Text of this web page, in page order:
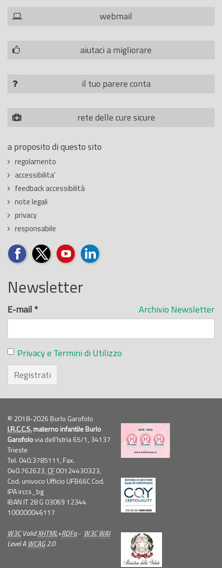
webmail
aiutaci a migliorare
il tuo parere conta
rete delle cure sicure
a proposito di questo sito
regolamento
accessibilita'
feedback accessibilità
note legali
privacy
responsabile
Newsletter
Archivio Newsletter
E-mail *
Privacy e Termini di Utilizzo
Registrati
© 2018-2026 Burlo Garofolo
I.R.C.C.S.materno infantile Burlo
Garofolovia dell'Istria 65/1, 34137
Trieste
Tel. 040.3785111, Fax.
040.762623, CF00124430323,
Cod. univoco Ufficio UFB66C Cod.
IPA irccs_bg
IBAN IT 28 G 03069 12344
100000046117
W3CValidXHTML+RDFa- W3C WAI
Level A WCAG2.0